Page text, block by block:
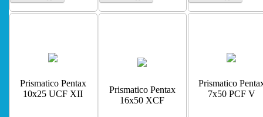
Prismatico Pentax
10x25 UCF XII
Prismatico Pentax
16x50 XCF
Prismatico
7x50 PCF V